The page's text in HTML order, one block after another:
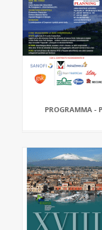
PROGRAMMA -